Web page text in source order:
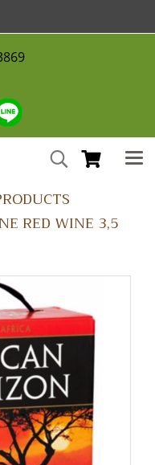
RED WINE 3,5